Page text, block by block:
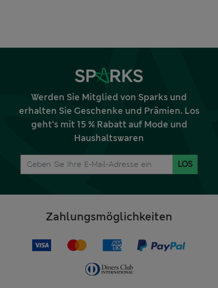
Werden Sie Mitglied von Sparks und
erhalten Sie Geschenke und Prämien. Los
geht‘s mit 15 % Rabatt auf Mode und
Haushaltswaren
LOS
Zahlungsmöglichkeiten